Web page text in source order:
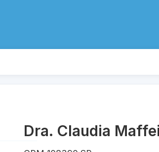
Dra. Claudia